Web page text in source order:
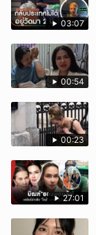
03:07
00:54
00:23
27:01